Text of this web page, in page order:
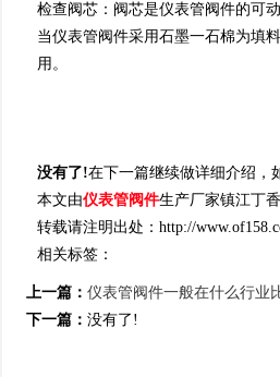
检查阀芯：阀芯是仪表管阀件的可动
当仪表管阀件采用石墨一石棉为填料
用。
没有了!在下一篇继续做详细介绍，
本文由仪表管阀件生产厂家镇江丁香
转载请注明出处：http://
相关标签：
上一篇： 仪表管阀件一般在什么行业
下一篇： 没有了!